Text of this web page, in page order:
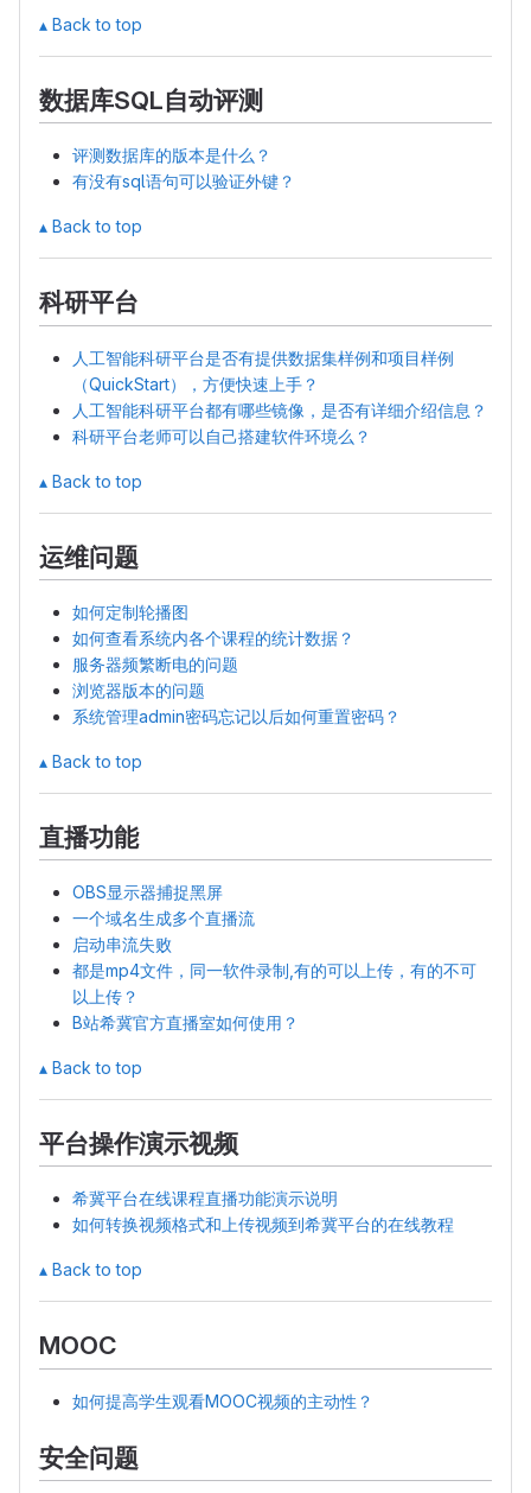
▴ Back to top
数据库SQL自动评测
评测数据库的版本是什么？
有没有sql语句可以验证外键？
▴ Back to top
科研平台
人工智能科研平台是否有提供数据集样例和项目样例
（QuickStart），方便快速上手？
人工智能科研平台都有哪些镜像，是否有详细介绍信息？
科研平台老师可以自己搭建软件环境么？
▴ Back to top
运维问题
如何定制轮播图
如何查看系统内各个课程的统计数据？
服务器频繁断电的问题
浏览器版本的问题
系统管理admin密码忘记以后如何重置密码？
▴ Back to top
直播功能
OBS显示器捕捉黑屏
一个域名生成多个直播流
启动串流失败
都是mp4文件，同一软件录制,有的可以上传，有的不可
以上传？
B站希冀官方直播室如何使用？
▴ Back to top
平台操作演示视频
希冀平台在线课程直播功能演示说明
如何转换视频格式和上传视频到希冀平台的在线教程
▴ Back to top
MOOC
如何提高学生观看MOOC视频的主动性？
安全问题